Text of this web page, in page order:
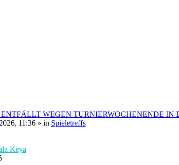
- ENTFÄLLT WEGEN TURNIERWOCHENENDE
11:36 » in Spieletreffs
Keya